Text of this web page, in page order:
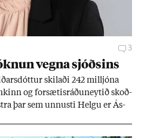
3
vegna sjóðs­ins
skil­aði 242 millj­óna
og for­sæt­is­ráðu­neyt­ið skoð­
þar sem unnusti Helgu er Ás­